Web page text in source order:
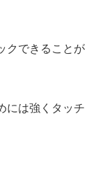
クできることが
には強くタッチ